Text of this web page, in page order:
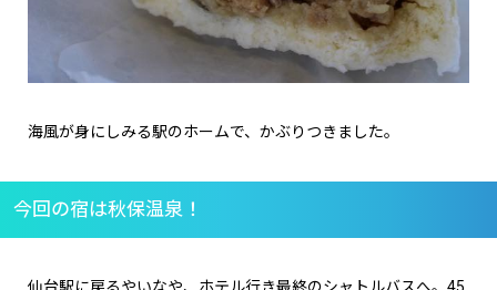
海風が身にしみる駅のホームで、かぶりつきました。
今回の宿は秋保温泉！